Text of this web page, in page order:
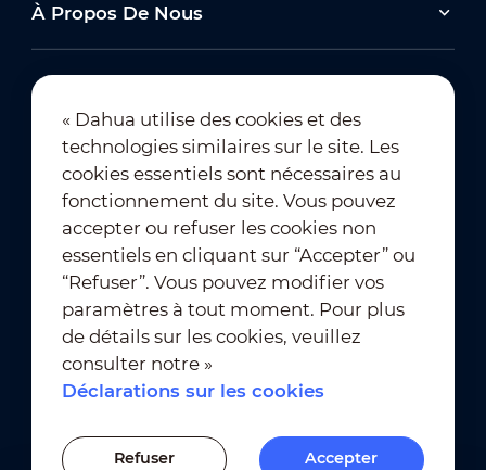
À Propos De Nous
Abonnement à la newsletter
Conditions d’utilisation
｜
Conformité à la vie privée
Paramètres des cookies
« Dahua utilise des cookies et des
technologies similaires sur le site. Les
cookies essentiels sont nécessaires au
fonctionnement du site. Vous pouvez
accepter ou refuser les cookies non
essentiels en cliquant sur “Accepter” ou
“Refuser”. Vous pouvez modifier vos
paramètres à tout moment. Pour plus
de détails sur les cookies, veuillez
consulter notre »
Déclarations sur les cookies
Refuser Accepter